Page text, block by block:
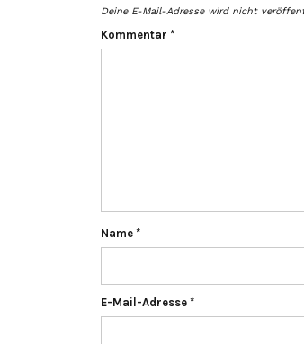
Deine E-Mail-Adresse wird nicht
Kommentar *
Name *
E-Mail-Adresse *